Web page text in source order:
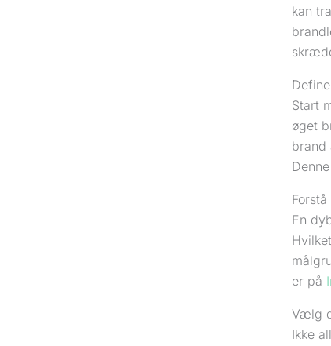
kan
Start
øget
brand
En
er på
Vælg
Ikke